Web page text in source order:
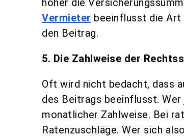
Vermieter beeinflusst die
den Beitrag.
5. Die Zahlweise der
Oft wird nicht bedacht, dass
des Beitrags beeinflusst.
monatlicher Zahlweise. Bei
Ratenzuschläge. Wer sich